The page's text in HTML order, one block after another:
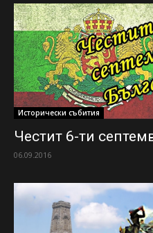
Исторически събития
Честит 6-ти
06.09.2016